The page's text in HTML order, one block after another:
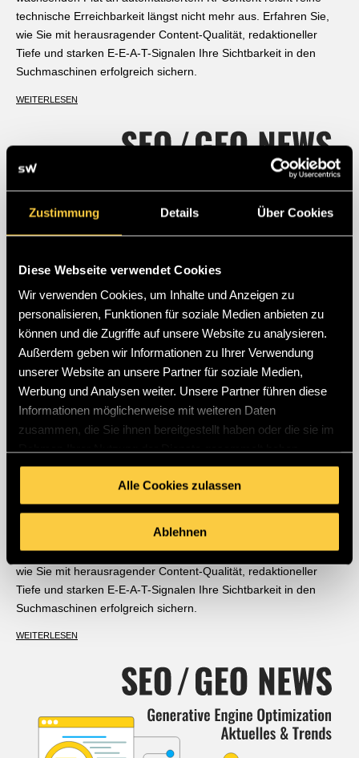
Zustimmung Details Über Cookies
Diese Webseite verwendet Cookies
Wir verwenden Cookies, um Inhalte und Anzeigen zu
personalisieren, Funktionen für soziale Medien anbieten zu
können und die Zugriffe auf unsere Website zu analysieren.
Außerdem geben wir Informationen zu Ihrer Verwendung
unserer Website an unsere Partner für soziale Medien,
Werbung und Analysen weiter. Unsere Partner führen diese
Informationen möglicherweise mit weiteren Daten
zusammen, die Sie ihnen bereitgestellt haben oder die sie im
Rahmen Ihrer Nutzung der Dienste gesammelt haben.
Alle Cookies zulassen
Ablehnen
technische Erreichbarkeit längst nicht mehr aus. Erfahren Sie,
wie Sie mit herausragender Content-Qualität, redaktioneller
Tiefe und starken E-E-A-T-Signalen Ihre Sichtbarkeit in den
Suchmaschinen erfolgreich sichern.
WEITERLESEN
GEO| News|SEO
NEUE SEO & GEO-REGELN FÜR
BLOGGER: WARUM KLARHEIT BEI
DER KI-BASIERTEN SUCHE
ENTSCHEIDEND IST
Google indexiert künftig deutlich selektiver. Aufgrund der
wachsenden Flut an automatisiertem KI-Content reicht reine
technische Erreichbarkeit längst nicht mehr aus. Erfahren Sie,
wie Sie mit herausragender Content-Qualität, redaktioneller
Tiefe und starken E-E-A-T-Signalen Ihre Sichtbarkeit in den
Suchmaschinen erfolgreich sichern.
WEITERLESEN